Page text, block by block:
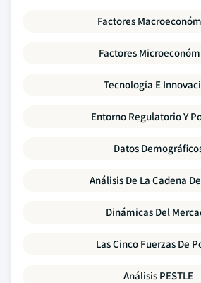
Factores
Factores
Tecnología E
Entorno Regulatorio Y
Datos
Análisis De La Cadena
Dinámicas Del
Las Cinco Fuerzas De
Análisis PESTLE